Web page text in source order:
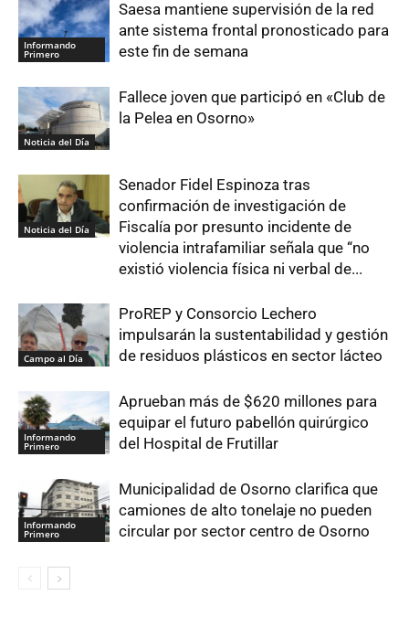
Informando
Primero
Saesa mantiene supervisión de la red
ante sistema frontal pronosticado para
este fin de semana
Noticia del Día
Fallece joven que participó en «Club de
la Pelea en Osorno»
Noticia del Día
Senador Fidel Espinoza tras
confirmación de investigación de
Fiscalía por presunto incidente de
violencia intrafamiliar señala que “no
existió violencia física ni verbal de...
Campo al Día
ProREP y Consorcio Lechero
impulsarán la sustentabilidad y gestión
de residuos plásticos en sector lácteo
Informando
Primero
Aprueban más de $620 millones para
equipar el futuro pabellón quirúrgico
del Hospital de Frutillar
Informando
Primero
Municipalidad de Osorno clarifica que
camiones de alto tonelaje no pueden
circular por sector centro de Osorno